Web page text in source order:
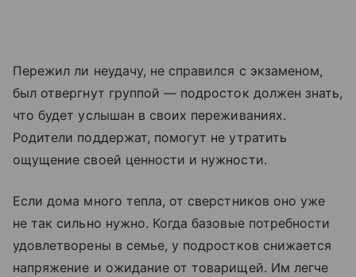
Пережил ли неудачу, не справился с экзаменом,
был отвергнут группой — подросток должен знать,
что будет услышан в своих переживаниях.
Родители поддержат, помогут не утратить
ощущение своей ценности и нужности.
Если дома много тепла, от сверстников оно уже
не так сильно нужно. Когда базовые потребности
удовлетворены в семье, у подростков снижается
напряжение и ожидание от товарищей. Им легче